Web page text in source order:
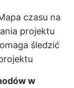
czasu na
projektu
śledzić
w